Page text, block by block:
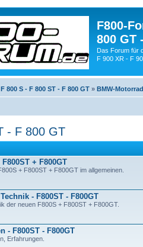
F800-
800 GT
Das Forum für
F 900 XR - F
F 800 S - F 800 ST - F 800 GT » BMW-
- F 800 GT
F800ST + F800GT
+ F800ST + F800GT im allgemeinen.
- F800ST - F800GT
der neuen F800S + F800ST + F800GT.
- F800ST - F800GT
Erfahrungen.